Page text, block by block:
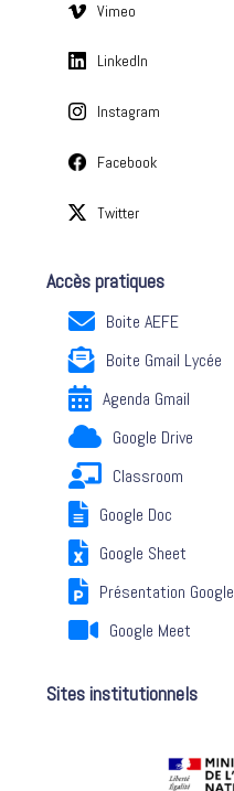
Vimeo
LinkedIn
Instagram
Facebook
Twitter
Accès pratiques
Boite AEFE
Boite Gmail Lycée
Agenda Gmail
Google Drive
Classroom
Google Doc
Google Sheet
Présentation Google
Google Meet
Sites institutionnels